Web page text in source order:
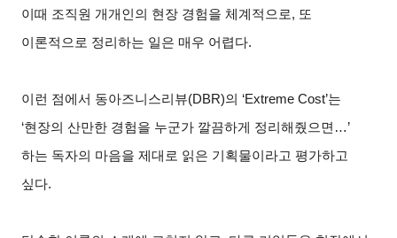
이때 조직원 개개인의 현장 경험을 체계적으로, 또
이론적으로 정리하는 일은 매우 어렵다.
이런 점에서 동아즈니스리뷰(DBR)의 ‘Extreme Cost’는
‘현장의 산만한 경험을 누군가 깔끔하게 정리해줬으면…’
하는 독자의 마음을 제대로 읽은 기획물이라고 평가하고
싶다.